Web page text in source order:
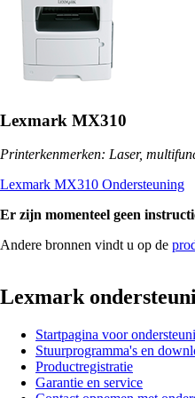
Lexmark MX310
Printerkenmerken: Laser,
Lexmark MX310 Ondersteuning
Er zijn momenteel geen
Andere bronnen vindt u op de
Lexmark
Startpagina voor
Stuurprogramma's en
Productregistratie
Garantie en service